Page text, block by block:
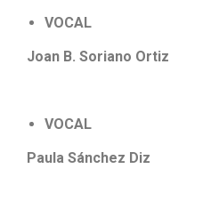
VOCAL
Joan B. Soriano Ortiz
VOCAL
Paula Sánchez Diz